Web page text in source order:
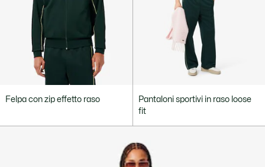
Felpa con zip effetto raso
Pantaloni sportivi in raso loose
fit